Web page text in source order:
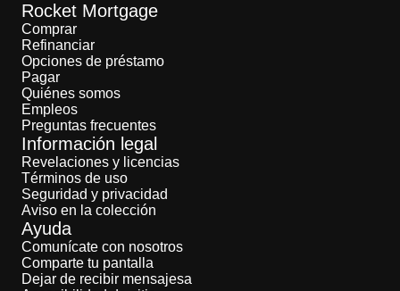
Rocket Mortgage
Comprar
Refinanciar
Opciones de préstamo
Pagar
Quiénes somos
Empleos
Preguntas frecuentes
Información legal
Revelaciones y licencias
Términos de uso
Seguridad y privacidad
Aviso en la colección
Ayuda
Comunícate con nosotros
Comparte tu pantalla
Dejar de recibir mensajesa